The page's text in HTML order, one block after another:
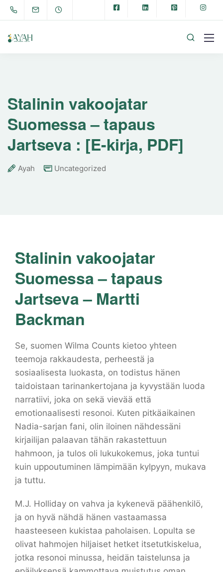
Stalinin vakoojatar
Suomessa – tapaus
Jartseva : [E-kirja, PDF]
Ayah Uncategorized
Stalinin vakoojatar
Suomessa – tapaus
Jartseva – Martti
Backman
Se, suomen Wilma Counts kietoo yhteen
teemoja rakkaudesta, perheestä ja
sosiaalisesta luokasta, on todistus hänen
taidoistaan tarinankertojana ja kyvystään luoda
narratiivi, joka on sekä vievää että
emotionaalisesti resonoi. Kuten pitkäaikainen
Nadia-sarjan fani, olin iloinen nähdessäni
kirjailijan palaavan tähän rakastettuun
hahmoon, ja tulos oli lukukokemus, joka tuntui
kuin uppoutuminen lämpimään kylpyyn, mukava
ja tuttu.
M.J. Holliday on vahva ja kykenevä päähenkilö,
ja on hyvä nähdä hänen vastaamassa
haasteeseen kukistaa paholaisen. Lopulta se
olivat hahmojen hiljaiset hetket itsetutkiskelua,
jotka resonoi minussa, heidän taistelunsa ja